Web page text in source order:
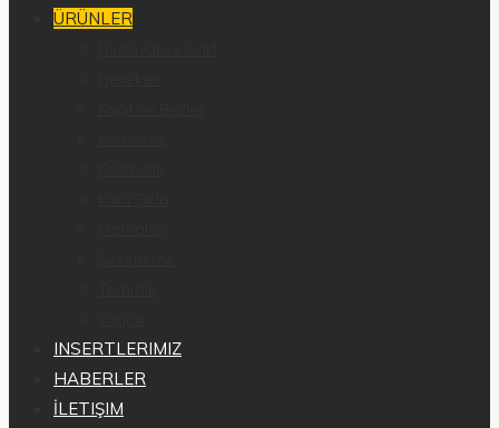
ÜRÜNLER
INSERTLERIMIZ
HABERLER
İLETIŞIM